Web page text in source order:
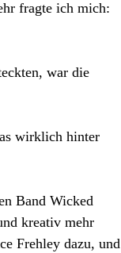
fragte ich mich:
war die
wirklich hinter
Band Wicked
kreativ mehr
Frehley dazu, und